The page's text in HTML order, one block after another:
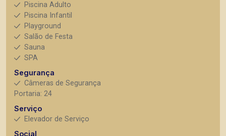
Piscina Adulto
Piscina Infantil
Playground
Salão de Festa
Sauna
SPA
Segurança
Câmeras de Segurança
Portaria: 24
Serviço
Elevador de Serviço
Social